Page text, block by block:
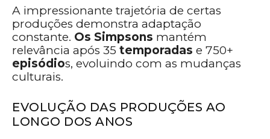
A impressionante trajetória de certas
produções demonstra adaptação
constante. Os Simpsons mantém
relevância após 35 temporadas e 750+
episódios, evoluindo com as mudanças
culturais.
EVOLUÇÃO DAS PRODUÇÕES AO
LONGO DOS ANOS